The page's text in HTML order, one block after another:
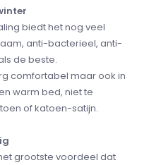
biedt het nog veel
anti-bacterieel, anti-
de beste.
comfortabel maar ook in
warm bed, niet te
of katoen-satijn.
grootste voordeel dat